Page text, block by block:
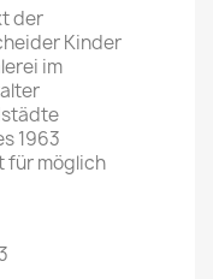
der
Kinder
im
1963
für möglich